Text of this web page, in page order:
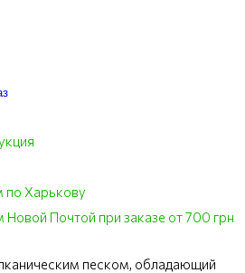
по Харькову
Новой Почтой при заказе от 700 грн
песком, обладающий